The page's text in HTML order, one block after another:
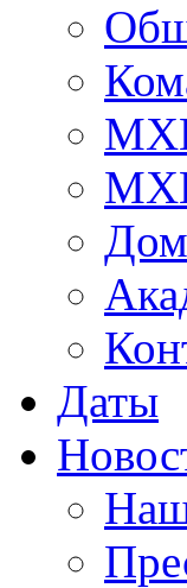
Даты